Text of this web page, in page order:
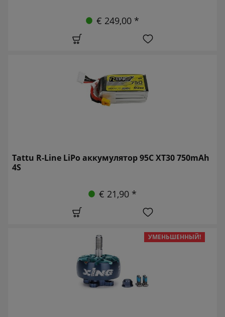
€ 249,00 *
Tattu R-Line LiPo аккумулятор 95C XT30 750mAh
4S
€ 21,90 *
УМЕНЬШЕННЫЙ!